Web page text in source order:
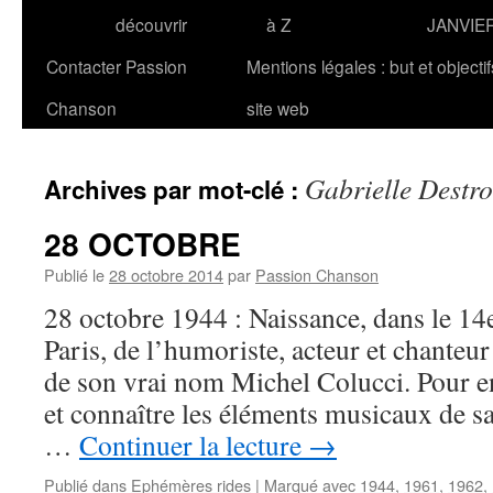
découvrir
à Z
Contacter Passion
Chanson
Mentions légales : but et
site web
Archives par mot-clé : Gabrielle
28 OCTOBRE
Publié le28 octobre 2014par Passion Chanson
28 octobre 1944 : Naissance, dans le
Paris, de l’humoriste, acteur et
de son vrai nom Michel Colucci. Pour
et connaître les éléments musicaux de
… Continuer la lecture →
Publié dans Ephémères rides | Marqué avec 1944, 1961, 1962,